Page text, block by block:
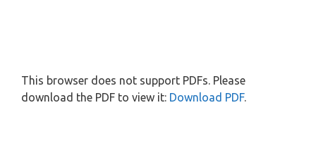
This browser does not support PDFs. Please
download the PDF to view it: Download PDF.